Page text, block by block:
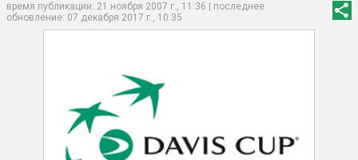
время публикации: 21 ноября 2007 г., 11:36 | последнее
обновление: 07 декабря 2017 г., 10:35